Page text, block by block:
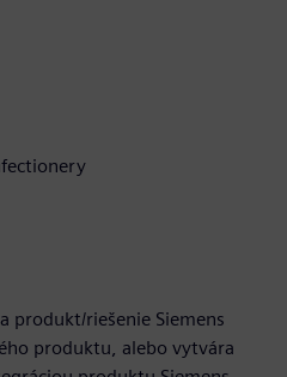
produkt/riešenie Siemens
produktu, alebo vytvára